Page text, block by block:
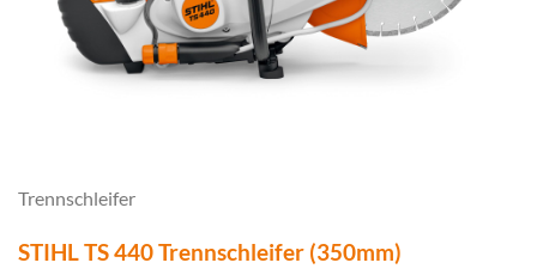
Trennschleifer
STIHL TS 440 Trennschleifer (350mm)